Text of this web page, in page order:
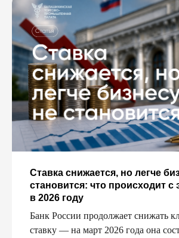
Ставка снижается, но легче
становится: что происходит с
в 2026 году
Банк России продолжает снижать
ставку — на март 2026 года она